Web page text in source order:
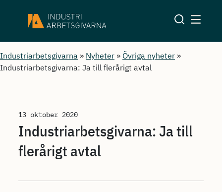
Industriarbetsgivarna » Nyheter » Övriga nyheter »
Industriarbetsgivarna: Ja till flerårigt avtal
13 oktober 2020
Industriarbetsgivarna: Ja till
flerårigt avtal